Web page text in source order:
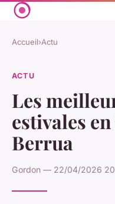
Accueil›Actu
ACTU
Les
estivales
Berrua
Gordon — 22/04/2026